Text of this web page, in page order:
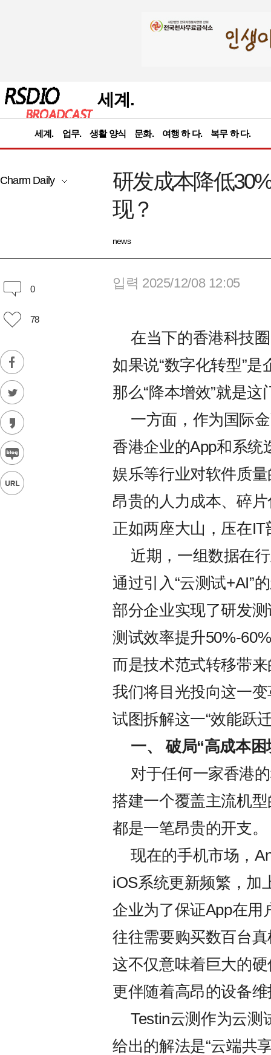
세계.
세계. 업무. 생활 양식 문화. 여행 하 다. 복무 하 다.
Charm Daily
研发成本降低
现？
news
0
78
입력 2025/12/08 12:05
在当下的香港科技
如果说“数字化转型”是
那么“降本增效”就是
一方面，作为国际
香港企业的App和系统
娱乐等行业对软件质
昂贵的人力成本、碎
正如两座大山，压在
近期，一组数据在
通过引入“云测试+AI”
部分企业实现了研发
测试效率提升50%-
而是技术范式转移带
我们将目光投向这一
试图拆解这一“效能跃
一、 破局“高成本困
对于任何一家香港
搭建一个覆盖主流机
都是一笔昂贵的开支。
现在的手机市场，
iOS系统更新频繁，加
企业为了保证App在用
往往需要购买数百台
这不仅意味着巨大的
更伴随着高昂的设备
Testin云测作为云测
给出的解法是“云端共